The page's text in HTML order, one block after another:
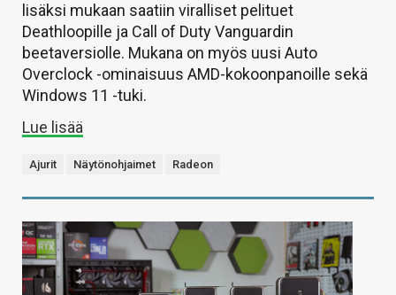
lisäksi mukaan saatiin viralliset pelituet
Deathloopille ja Call of Duty Vanguardin
beetaversiolle. Mukana on myös uusi Auto
Overclock -ominaisuus AMD-kokoonpanoille sekä
Windows 11 -tuki.
Lue lisää
Ajurit Näytönohjaimet Radeon